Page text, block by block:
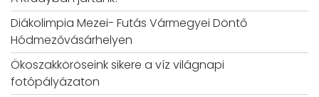
Diákolimpia Mezei- Futás Vármegyei Döntő
Hódmezővásárhelyen
Ökoszakköröseink sikere a víz világnapi
fotópályázaton